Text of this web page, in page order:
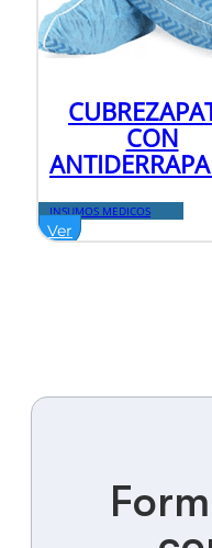
CON
INSUMOS MEDICOS
Ver